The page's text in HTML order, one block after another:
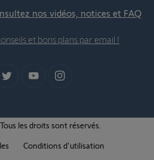
nos vidéos, notices et FAQ
et bons plans par email !
les droits sont réservés.
Conditions d'utilisation